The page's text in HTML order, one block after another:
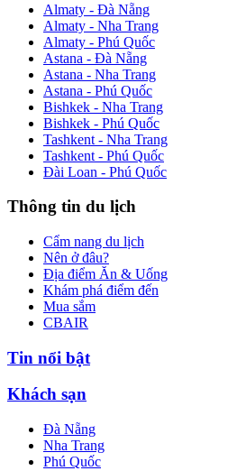
Almaty - Đà Nẵng
Almaty - Nha Trang
Almaty - Phú Quốc
Astana - Đà Nẵng
Astana - Nha Trang
Astana - Phú Quốc
Bishkek - Nha Trang
Bishkek - Phú Quốc
Tashkent - Nha Trang
Tashkent - Phú Quốc
Đài Loan - Phú Quốc
Thông tin du lịch
Cẩm nang du lịch
Nên ở đâu?
Địa điểm Ăn & Uống
Khám phá điểm đến
Mua sắm
CBAIR
Tin nổi bật
Khách sạn
Đà Nẵng
Nha Trang
Phú Quốc